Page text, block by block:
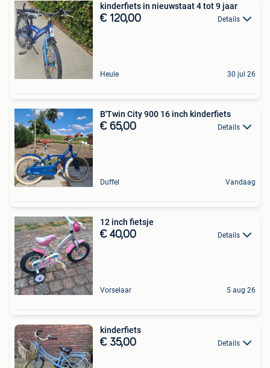
kinderfiets in nieuwstaat 4 tot 9 jaar
€ 120,00 Details
Heule 30 jul 26
B'Twin City 900 16 inch kinderfiets
€ 65,00 Details
Duffel Vandaag
12 inch fietsje
€ 40,00 Details
Vorselaar 5 aug 26
kinderfiets
€ 35,00 Details